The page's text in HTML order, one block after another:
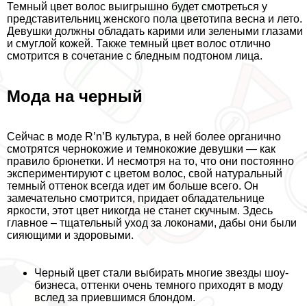
Темный цвет волос выигрышно будет смотреться у
представительниц женского пола цветотипа весна и лето.
Дeвyшки должны обладать карими или зелеными глазами
и смуглой кожей. Также темный цвет волос отлично
смотрится в сочетание с бледным подтоном лица.
Мода на черный
Сейчас в моде R’n’B культура, в ней более органично
смотрятся чернокожие и темнокожие дeвyшки — как
правило брюнетки. И несмотря на то, что они постоянно
экспериментируют с цветом волос, свой натуральный
темный оттенок всегда идет им больше всего. Он
замечательно смотрится, придает обладательнице
яркости, этот цвет никогда не станет скучным. Здесь
главное – тщательный уход за локонами, дабы они были
сияющими и здоровыми.
Черный цвет стали выбирать многие звезды шоу-
бизнеса, оттенки очень темного приходят в моду
вслед за приевшимся блондом.